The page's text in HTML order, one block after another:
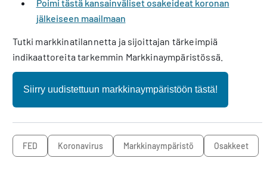
Poimi tästä kansainväliset osakeideat koronan
jälkeiseen maailmaan
Tutki markkinatilannetta ja sijoittajan tärkeimpiä
indikaattoreita tarkemmin Markkinaympäristössä.
Siirry uudistettuun markkinaympäristöön tästä!
FED koronavirus markkinaympäristö osakkeet